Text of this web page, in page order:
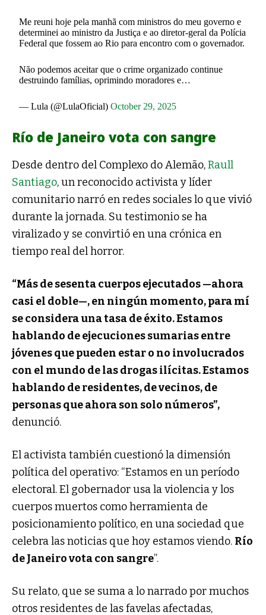
Me reuni hoje pela manhã com ministros do meu governo e
determinei ao ministro da Justiça e ao diretor-geral da Polícia
Federal que fossem ao Rio para encontro com o governador.
Não podemos aceitar que o crime organizado continue
destruindo famílias, oprimindo moradores e…
— Lula (@LulaOficial)October 29, 2025
Río de Janeiro vota con sangre
Desde dentro del Complexo do Alemão,Raull
Santiago, un reconocido activista y líder
comunitario narró en redes sociales lo que vivió
durante la jornada. Su testimonio se ha
viralizado y se convirtió en una crónica en
tiempo real del horror.
“Más de sesenta cuerpos ejecutados —ahora
casi el doble—, en ningún momento, para mí
se considera una tasa de éxito. Estamos
hablando de ejecuciones sumarias entre
jóvenes que pueden estar o no involucrados
con el mundo de las drogas ilícitas. Estamos
hablando de residentes, de vecinos, de
personas que ahora son solo números”,
denunció.
El activista también cuestionó la dimensión
política del operativo: “Estamos en un período
electoral. El gobernador usa la violencia y los
cuerpos muertos como herramienta de
posicionamiento político, en una sociedad que
celebra las noticias que hoy estamos viendo. Río
de Janeiro vota con sangre”.
Su relato, que se suma a lo narrado por muchos
otros residentes de las favelas afectadas,